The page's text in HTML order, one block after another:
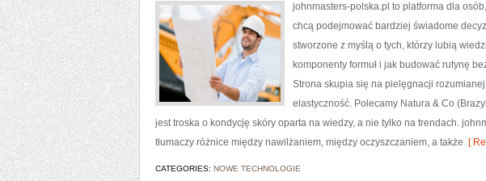
johnmasters-polska.pl to platforma dla
chcą podejmować bardziej świadome
stworzone z myślą o tych, którzy lubią
komponenty formuł i jak budować rutynę
Strona skupia się na pielęgnacji
elastyczność. Polecamy Natura & Co
jest troska o kondycję skóry oparta na wiedzy, a nie tylko na trendach.
tłumaczy różnice między nawilżaniem, między oczyszczaniem, a także [
CATEGORIES: NOWE TECHNOLOGIE